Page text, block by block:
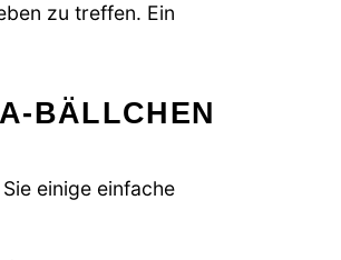
zu treffen. Ein
BÄLLCHEN
einige einfache